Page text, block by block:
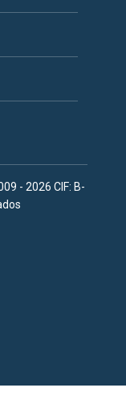
- 2026 CIF: B-